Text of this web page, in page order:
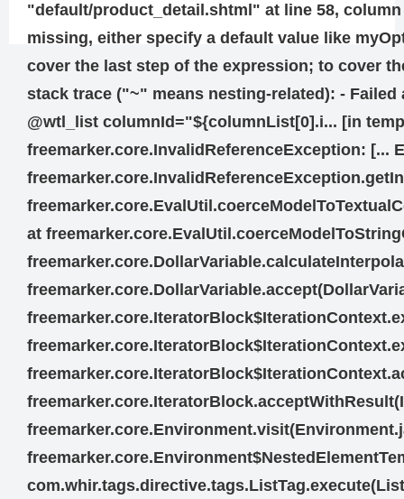
"default/product_detail.shtml" at line 58,
missing, either specify a default value like